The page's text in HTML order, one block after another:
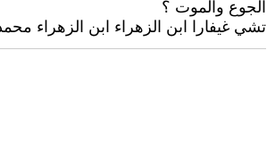
الجوع والموت ؟
تشي غيفارا ابن الزهراء ابن الزهراء